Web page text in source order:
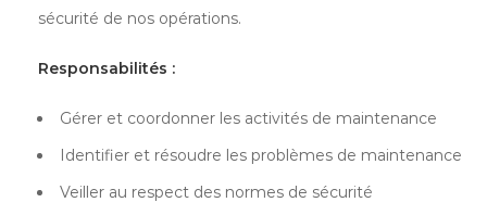
sécurité de nos opérations.
Responsabilités :
Gérer et coordonner les activités de maintenance
Identifier et résoudre les problèmes de maintenance
Veiller au respect des normes de sécurité